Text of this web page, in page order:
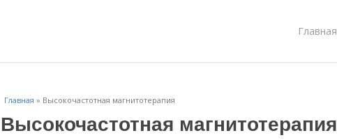
Главная
Главная » Высокочастотная магнитотерапия
Высокочастотная магнитотерапия